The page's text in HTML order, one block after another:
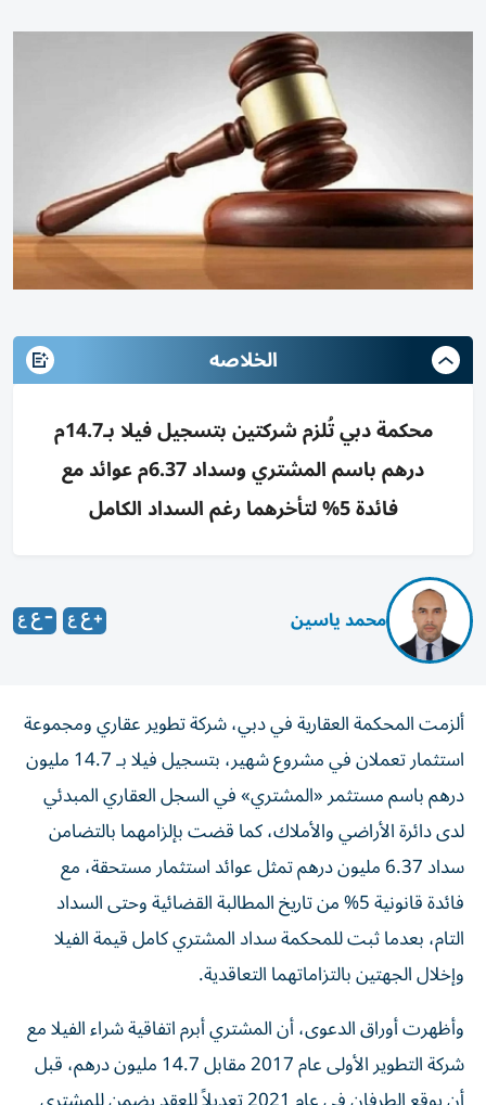
الخلاصه
محكمة دبي تُلزم شركتين بتسجيل فيلا بـ14.7م
درهم باسم المشتري وسداد 6.37م عوائد مع
فائدة 5% لتأخرهما رغم السداد الكامل
محمد ياسين
ألزمت المحكمة العقارية في دبي، شركة تطوير عقاري ومجموعة
استثمار تعملان في مشروع شهير، بتسجيل فيلا بـ 14.7 مليون
درهم باسم مستثمر «المشتري» في السجل العقاري المبدئي
لدى دائرة الأراضي والأملاك، كما قضت بإلزامهما بالتضامن
سداد 6.37 مليون درهم تمثل عوائد استثمار مستحقة، مع
فائدة قانونية 5% من تاريخ المطالبة القضائية وحتى السداد
التام، بعدما ثبت للمحكمة سداد المشتري كامل قيمة الفيلا
وإخلال الجهتين بالتزاماتهما التعاقدية.
وأظهرت أوراق الدعوى، أن المشتري أبرم اتفاقية شراء الفيلا مع
شركة التطوير الأولى عام 2017 مقابل 14.7 مليون درهم، قبل